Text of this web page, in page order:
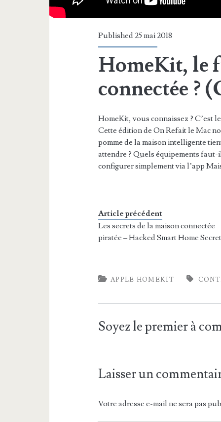
Published 25 mai 2018
HomeKit, le
connectée ?
HomeKit, vous connaissez ? C’est
Cette édition de On Refait le Mac
pomme de la maison intelligente
attendre ? Quels équipements
configurer simplement via l’app
Article précédent
Les secrets de la maison connectée
piratée – Hacked Smart Home
APPLE HOMEKIT
Soyez le premier à
Laisser un
Votre adresse e-mail ne sera pas